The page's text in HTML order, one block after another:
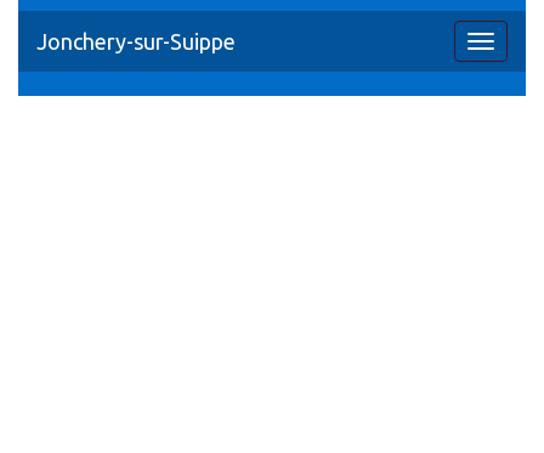
Toggle
Jonchery-sur-Suippe